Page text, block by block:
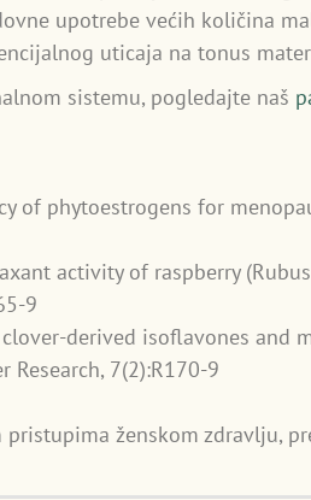
upotrebe većih količina
uticaja na tonus
sistemu, pogledajte naš
of phytoestrogens for
activity of raspberry
9
derived isoflavones
Research, 7(2):R170-9
ženskom zdravlju,